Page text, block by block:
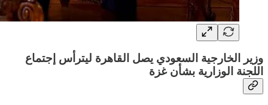
وزير الخارجية السعودي يصل القاهرة ليترأس إجتماع
اللجنة الوزارية بشأن غزة